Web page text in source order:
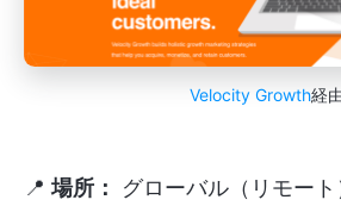
Velocity Growth経
📍場所： グローバル（リモート